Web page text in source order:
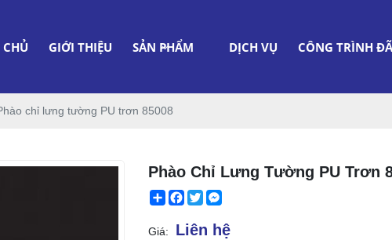
GIỚI THIỆU SẢN PHẨM DỊCH VỤ CÔNG TRÌNH
chỉ lưng tường PU trơn 85008
Phào Chỉ Lưng Tường PU Trơn
ShareFacebook
TwitterMessenger
Giá: Liên hệ